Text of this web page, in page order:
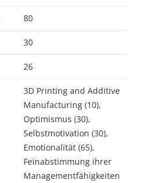
80
30
26
3D Printing and Additive
Manufacturing (10),
Optimismus (30),
Selbstmotivation (30),
Emotionalität (65),
Feinabstimmung ihrer
Managementfähigkeiten